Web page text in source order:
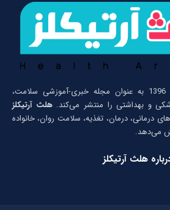
از سال 1396 به عنوان مجله خبری-آموزشی سلامت،
و بهداشتی را منتشر می‌کند.هلث آرتیکلز
درمانی، درمان، تغذیه، سلامت روان، خانواده
می‌دهد.
هلث آرتیکلز